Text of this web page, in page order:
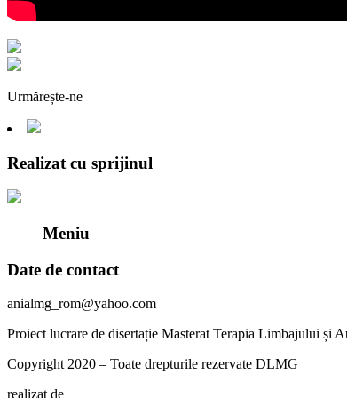
Urmărește-ne
Realizat cu sprijinul
Meniu
Date de contact
anialmg_rom@yahoo.com
Proiect lucrare de disertație Masterat Terapia Limbajului și
Copyright 2020 – Toate drepturile rezervate DLMG
realizat de